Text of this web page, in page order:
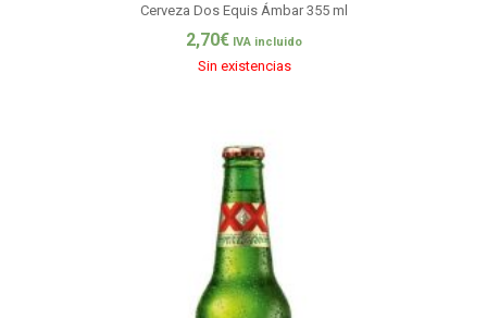
Cerveza Dos Equis Ámbar 355 ml
2,70€ IVA incluido
Sin existencias